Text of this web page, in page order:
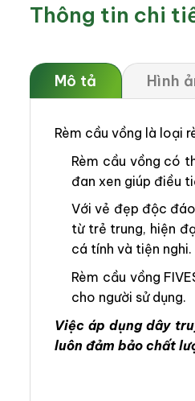
Thông tin chi
Mô tả Hình
Rèm cầu vồng là loại
Rèm cầu vồng có
đan xen giúp điều
Với vẻ đẹp độc
từ trẻ trung, hiện
cá tính và tiện nghi.
Rèm cầu vồng
cho người sử dụng.
Việc áp dụng dây
luôn đảm bảo chất